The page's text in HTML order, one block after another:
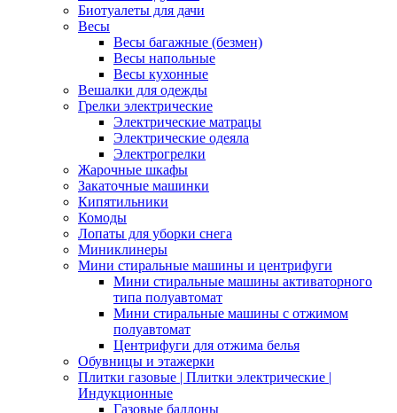
Биотуалеты для дачи
Весы
Весы багажные (безмен)
Весы напольные
Весы кухонные
Вешалки для одежды
Грелки электрические
Электрические матрацы
Электрические одеяла
Электрогрелки
Жарочные шкафы
Закаточные машинки
Кипятильники
Комоды
Лопаты для уборки снега
Миниклинеры
Мини стиральные машины и центрифуги
Мини стиральные машины активаторного
типа полуавтомат
Мини стиральные машины с отжимом
полуавтомат
Центрифуги для отжима белья
Обувницы и этажерки
Плитки газовые | Плитки электрические |
Индукционные
Газовые баллоны